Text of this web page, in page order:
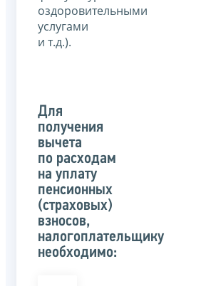
оздоровительными
услугами
и т.д.).
Для
получения
вычета
по расходам
на уплату
пенсионных
(страховых)
взносов,
налогоплательщику
необходимо: